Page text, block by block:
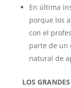
En última
porque los
con el
parte de un
natural de
LOS